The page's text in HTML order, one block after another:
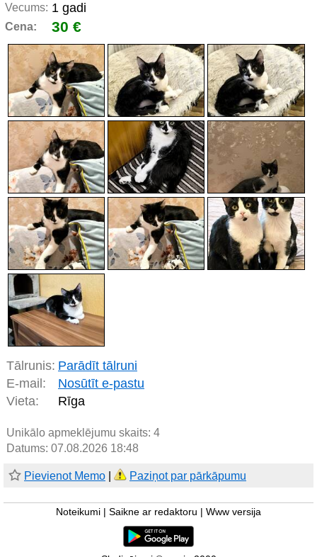
Vecums: 1 gadi
Cena: 30 €
Tālrunis: Parādīt tālruni
E-mail:
Nosūtīt e-pastu
Vieta:
Rīga
Unikālo apmeklējumu skaits: 4
Datums: 07.08.2026 18:48
Pievienot Memo Paziņot par pārkāpumu
Noteikumi Saikne ar redaktoru Www versija